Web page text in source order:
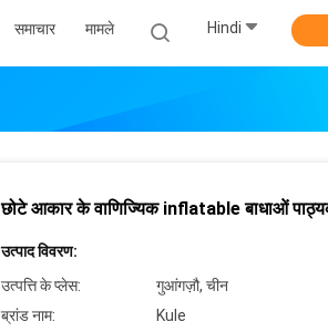
समाचार मामले Hindi
छोटे आकार के वाणिज्यिक inflatable बाधाओं
उत्पाद विवरण:
उत्पत्ति के प्लेस:
गुआंगज़ौ, चीन
ब्रांड नाम:
Kule